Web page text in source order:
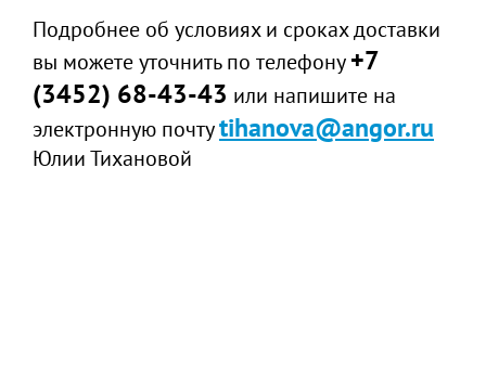
Подробнее об условиях и сроках доставки
вы можете уточнить по телефону+7
(3452) 68-43-43 или напишите на
электронную почтуtihanova@angor.ru
Юлии Тихановой